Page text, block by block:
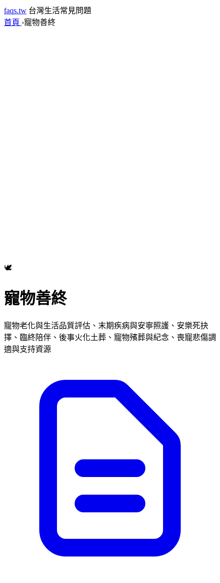
faqs.tw 台灣生活常見問題
首頁 ›寵物善終
🕊️
寵物善終
寵物老化與生活品質評估、末期疾病與安寧照護、安樂死抉
擇、臨終陪伴、後事火化土葬、寵物殯葬與紀念、喪寵悲傷調
適與支持資源